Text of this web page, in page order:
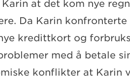
at det kom nye
Da Karin konfronterte
kredittkort og
med å betale
konflikter at Karin